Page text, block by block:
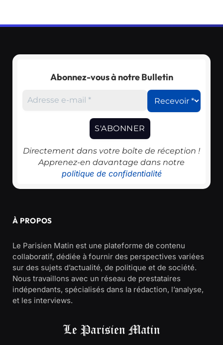
Abonnez-vous à notre Bulletin
Directement dans votre boîte de réception !
Apprenez-en davantage dans notre
politique de confidentialité
À PROPOS
Le Parisien Matin est une plateforme de contenu
collaboratif, dédiée à fournir des perspectives variées
sur des sujets d’actualité, de politique et de société.
Nous travaillons avec un réseau de prestataires
indépendants, spécialisés dans la rédaction, l’analyse,
et les interviews.